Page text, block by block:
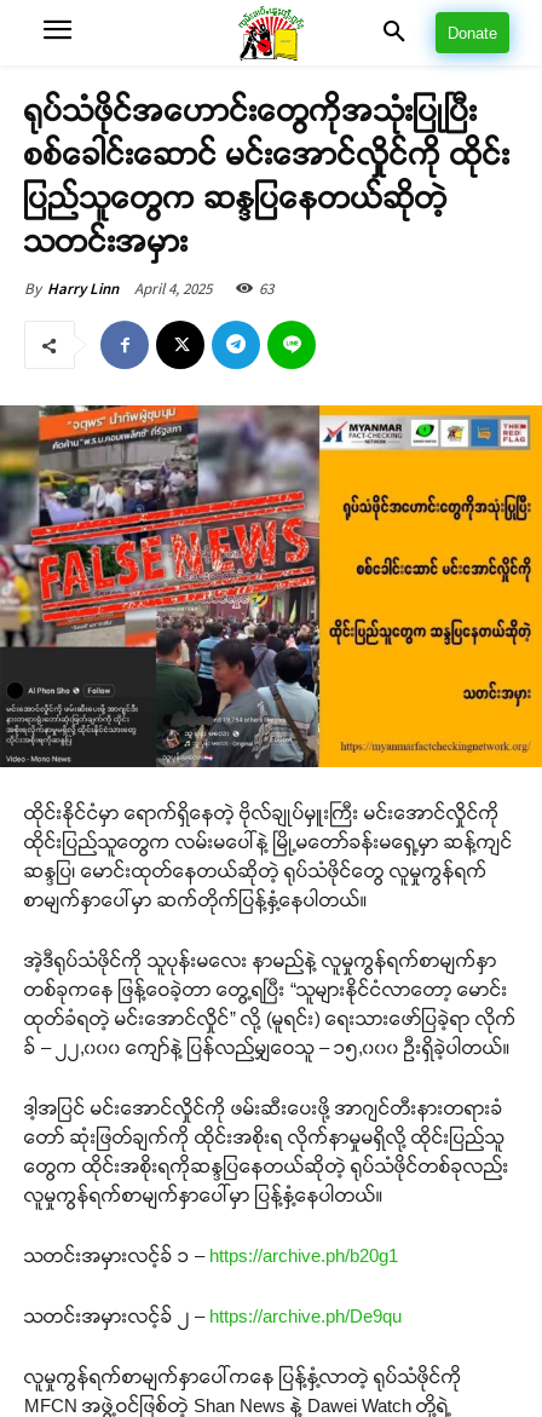
Donate
ရုပ်သံဖိုင်အဟောင်းတွေကိုအသုံးပြုပြီး
စစ်ခေါင်းဆောင် မင်းအောင်လှိုင်ကို ထိုင်း
ပြည်သူတွေက ဆန္ဒပြနေတယ်ဆိုတဲ့
သတင်းအမှား
By Harry Linn April 4, 2025 63
ထိုင်းနိုင်ငံမှာ ရောက်ရှိနေတဲ့ ဗိုလ်ချုပ်မှူးကြီး မင်းအောင်လှိုင်ကို
ထိုင်းပြည်သူတွေက လမ်းမပေါ်နဲ့ မြို့မတော်ခန်းမရှေ့မှာ ဆန့်ကျင်
ဆန္ဒပြ၊ မောင်းထုတ်နေတယ်ဆိုတဲ့ ရုပ်သံဖိုင်တွေ လူမှုကွန်ရက်
စာမျက်နှာပေါ်မှာ ဆက်တိုက်ပြန့်နှံ့နေပါတယ်။
အဲ့ဒီရုပ်သံဖိုင်ကို သူပုန်းမလေး နာမည်နဲ့ လူမှုကွန်ရက်စာမျက်နှာ
တစ်ခုကနေ ဖြန့်ဝေခဲ့တာ တွေ့ရပြီး “သူများနိုင်ငံလာတော့ မောင်း
ထုတ်ခံရတဲ့ မင်းအောင်လှိုင်” လို့ (မူရင်း) ရေးသားဖော်ပြခဲ့ရာ လိုက်
ခ် – ၂၂,၀၀၀ ကျော်နဲ့ ပြန်လည်မျှဝေသူ – ၁၅,၀၀၀ ဦးရှိခဲ့ပါတယ်။
ဒါ့အပြင် မင်းအောင်လှိုင်ကို ဖမ်းဆီးပေးဖို့ အာဂျင်တီးနားတရားခံ
တော် ဆုံးဖြတ်ချက်ကို ထိုင်းအစိုးရ လိုက်နာမှုမရှိလို့ ထိုင်းပြည်သူ
တွေက ထိုင်းအစိုးရကိုဆန္ဒပြနေတယ်ဆိုတဲ့ ရုပ်သံဖိုင်တစ်ခုလည်း
လူမှုကွန်ရက်စာမျက်နှာပေါ်မှာ ပြန့်နှံ့နေပါတယ်။
သတင်းအမှားလင့်ခ် ၁ – https://archive.ph/b20g1
သတင်းအမှားလင့်ခ် ၂ – https://archive.ph/De9qu
လူမှုကွန်ရက်စာမျက်နှာပေါ်ကနေ ပြန့်နှံ့လာတဲ့ ရုပ်သံဖိုင်ကို
MFCN အဖွဲ့ဝင်ဖြစ်တဲ့ Shan News နဲ့ Dawei Watch တို့ရဲ့